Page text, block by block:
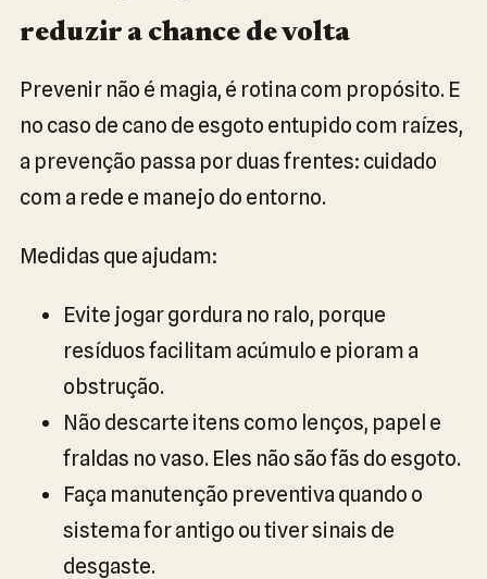
reduzir a chance de volta
Prevenir não é magia, é rotina com propósito. E
no caso de cano de esgoto entupido com raízes,
a prevenção passa por duas frentes: cuidado
com a rede e manejo do entorno.
Medidas que ajudam:
Evite jogar gordura no ralo, porque
resíduos facilitam acúmulo e pioram a
obstrução.
Não descarte itens como lenços, papel e
fraldas no vaso. Eles não são fãs do esgoto.
Faça manutenção preventiva quando o
sistema for antigo ou tiver sinais de
desgaste.